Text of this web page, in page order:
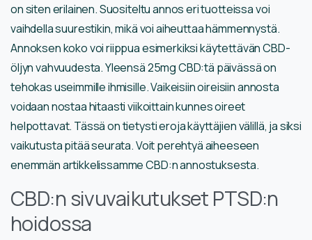
on siten erilainen. Suositeltu annos eri tuotteissa voi
vaihdella suurestikin, mikä voi aiheuttaa hämmennystä.
Annoksen koko voi riippua esimerkiksi käytettävän CBD-
öljyn vahvuudesta. Yleensä 25mg CBD:tä päivässä on
tehokas useimmille ihmisille. Vaikeisiin oireisiin annosta
voidaan nostaa hitaasti viikoittain kunnes oireet
helpottavat. Tässä on tietysti eroja käyttäjien välillä, ja siksi
vaikutusta pitää seurata. Voit perehtyä aiheeseen
enemmän artikkelissamme CBD:n annostuksesta.
CBD:n sivuvaikutukset PTSD:n
hoidossa